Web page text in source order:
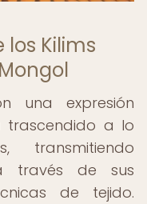
los Kilims
una expresión
a lo
transmitiendo
través de sus
de tejido.